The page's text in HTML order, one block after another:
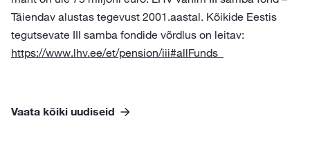
Täiendav alustas tegevust 2001.aastal. Kõikide Eestis
tegutsevate III samba fondide võrdlus on leitav:
https://www.lhv.ee/et/pension/iii#allFunds_
Vaata kõiki uudiseid